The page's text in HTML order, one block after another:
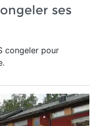
ses
congeler pour